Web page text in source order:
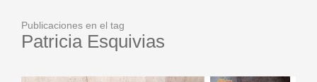
Publicaciones en el tag
Patricia Esquivias